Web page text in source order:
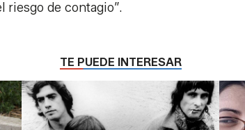
riesgo de contagio”.
TE PUEDE INTERESAR